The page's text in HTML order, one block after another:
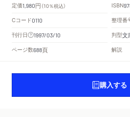
定価1,980円 （10％税込） ISBN
Cコード0110 整理番
刊行日 1997/03/10 判型文
ページ数688頁 解説
購入する